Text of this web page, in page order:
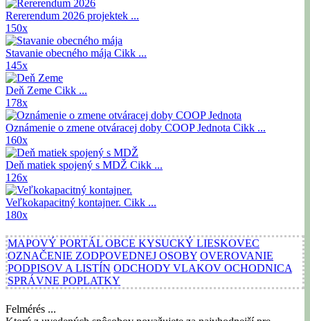
Rererendum 2026 projektek ...
150x
Stavanie obecného mája Cikk ...
145x
Deň Zeme Cikk ...
178x
Oznámenie o zmene otváracej doby COOP Jednota Cikk ...
160x
Deň matiek spojený s MDŽ Cikk ...
126x
Veľkokapacitný kontajner. Cikk ...
180x
MAPOVÝ PORTÁL OBCE KYSUCKÝ LIESKOVEC
OZNAČENIE ZODPOVEDNEJ OSOBY OVEROVANIE
PODPISOV A LISTÍN ODCHODY VLAKOV OCHODNICA
SPRÁVNE POPLATKY
Felmérés ...